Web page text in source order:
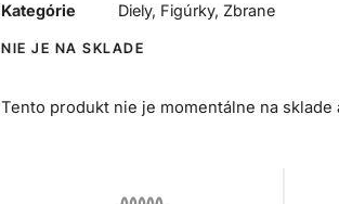
Kategórie
Diely, Figúrky, Zbrane
NIE JE NA SKLADE
Tento produkt nie je momentálne na sklade